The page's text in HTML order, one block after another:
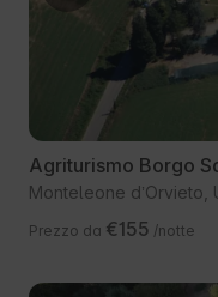
Agriturismo Borgo
Monteleone dʼOrvieto,
Prezzo da €155 /notte